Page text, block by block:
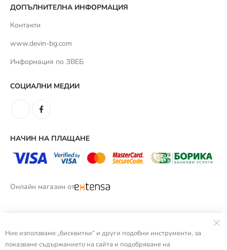
ДОПЪЛНИТЕЛНА ИНФОРМАЦИЯ
Контакти
www.devin-bg.com
Информация по ЗВЕБ
СОЦИАЛНИ МЕДИИ
НАЧИН НА ПЛАЩАНЕ
Онлайн магазин от
Ние използваме „бисквитки“ и други подобни инструменти, за
показване съдържанието на сайта и подобряване на